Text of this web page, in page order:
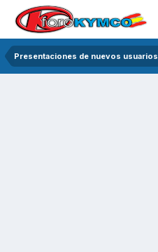
Presentaciones de nuevos usuarios